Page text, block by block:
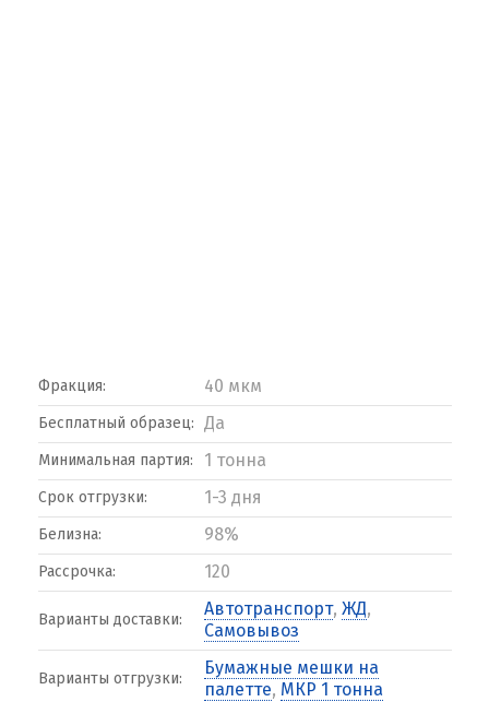
Фракция: 40 мкм
Бесплатный образец: Да
Минимальная партия: 1 тонна
Срок отгрузки: 1-3 дня
Белизна: 98%
Рассрочка: 120
Варианты доставки:
Автотранспорт, ЖД,
Самовывоз
Варианты отгрузки:
Бумажные мешки на
палетте, МКР 1 тонна